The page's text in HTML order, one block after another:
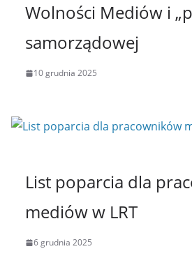
Wolności Mediów i
samorządowej
10 grudnia 2025
List poparcia dla
mediów w LRT
6 grudnia 2025